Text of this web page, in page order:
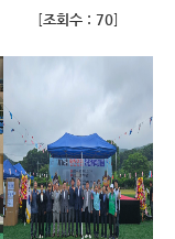
[조회수 : 70]